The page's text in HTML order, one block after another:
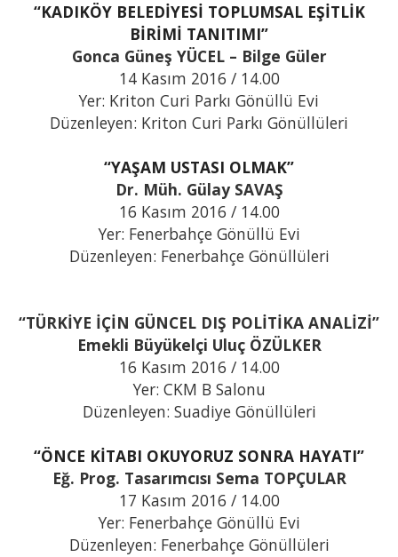
“KADIKÖY BELEDİYESİ TOPLUMSAL EŞİTLİK
BİRİMİ TANITIMI”
Gonca Güneş YÜCEL – Bilge Güler
14 Kasım 2016 / 14.00
Yer: Kriton Curi Parkı Gönüllü Evi
Düzenleyen: Kriton Curi Parkı Gönüllüleri
“YAŞAM USTASI OLMAK”
Dr. Müh. Gülay SAVAŞ
16 Kasım 2016 / 14.00
Yer: Fenerbahçe Gönüllü Evi
Düzenleyen: Fenerbahçe Gönüllüleri
“TÜRKİYE İÇİN GÜNCEL DIŞ POLİTİKA ANALİZİ”
Emekli Büyükelçi Uluç ÖZÜLKER
16 Kasım 2016 / 14.00
Yer: CKM B Salonu
Düzenleyen: Suadiye Gönüllüleri
“ÖNCE KİTABI OKUYORUZ SONRA HAYATI”
Eğ. Prog. Tasarımcısı Sema TOPÇULAR
17 Kasım 2016 / 14.00
Yer: Fenerbahçe Gönüllü Evi
Düzenleyen: Fenerbahçe Gönüllüleri